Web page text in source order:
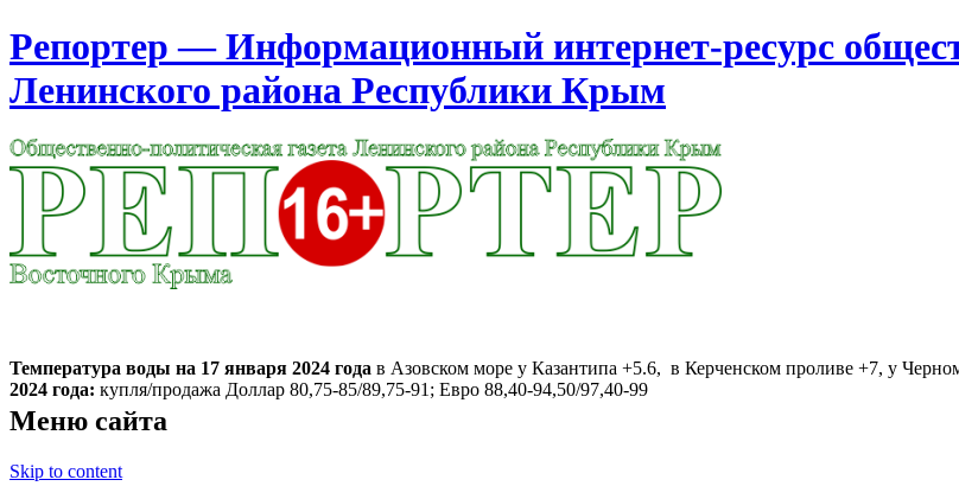
Репортер — Информационный интернет-ресурс
Ленинского района Республики Крым
Температура воды на 17 января 2024 года в Азовском море у Казантипа +5.6, в Керченском проливе +7, у
2024 года: купля/продажа Доллар 80,75-85/89,75-91; Евро 88,40-94,50/97,40-99
Меню сайта
Skip to content